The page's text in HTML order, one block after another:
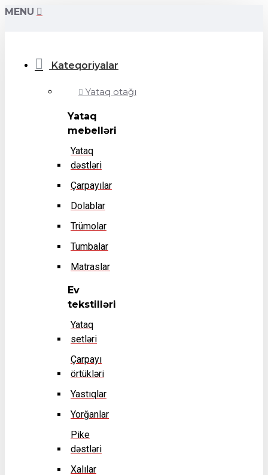
MENU
Kateqoriyalar
Yataq otağı
Yataq
mebelləri
Yataq
dəstləri
Çarpayılar
Dolablar
Trümolar
Tumbalar
Matraslar
Ev
tekstilləri
Yataq
setləri
Çarpayı
örtükləri
Yastıqlar
Yorğanlar
Pike
dəstləri
Xalılar